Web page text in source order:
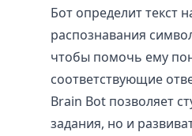
Бот определит текст
распознавания
чтобы помочь ему
соответствующие
Brain Bot позволяет
задания, но и